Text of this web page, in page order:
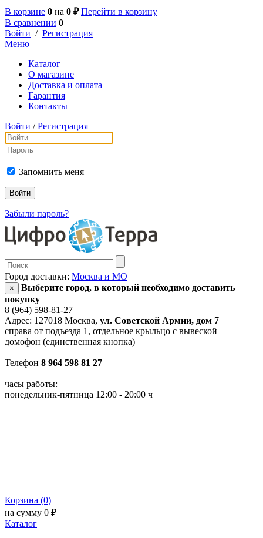
В корзине 0 на 0 ₽ Перейти в корзину
В сравнении 0
Войти / Регистрация
Меню
Каталог
О магазине
Доставка и оплата
Гарантия
Контакты
Войти / Регистрация
Запомнить меня
Забыли пароль?
Город доставки: Москва и МО
×
Выберите город, в который необходимо доставить
покупку
8 (964) 598-81-27
Адрес: 127018 Москва, ул. Советской Армии, дом 7
справа от подъезда 1, отдельное крыльцо с вывеской
домофон (единственная кнопка)
Телефон 8 964 598 81 27
часы работы:
понедельник-пятница 12:00 - 20:00 ч
Корзина (0)
на сумму 0 ₽
Каталог